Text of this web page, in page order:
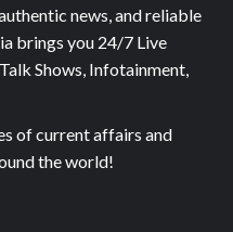
news, and reliable
brings you 24/7 Live
Shows, Infotainment,
of current affairs and
the world!